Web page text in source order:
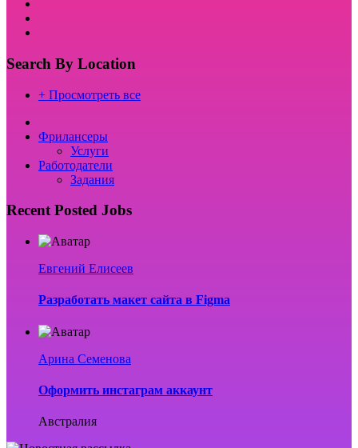
Search By Location
+ Просмотреть все
Фрилансеры
Услуги
Работодатели
Задания
Recent Posted Jobs
Евгений Елисеев
Разработать макет сайта в Figma
Арина Семенова
Оформить инстаграм аккаунт
Австралия